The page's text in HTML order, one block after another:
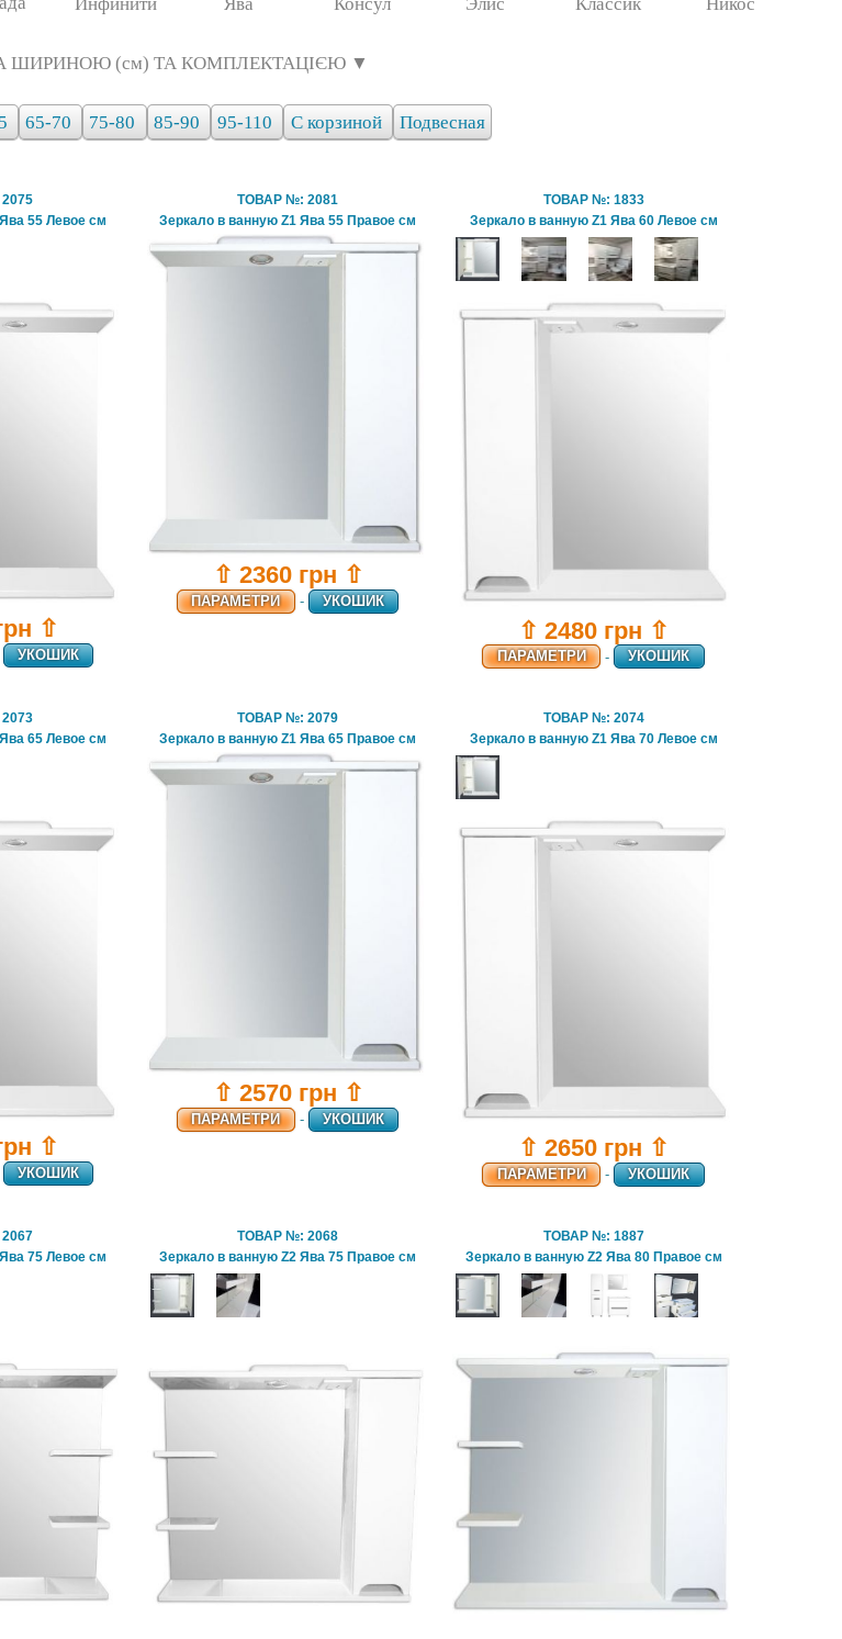
ШИРИНОЮ (см) ТА КОМПЛЕКТАЦІЄЮ ▼
65-70 75-80 85-90 95-110 С корзиной Подвесная
55 Левое см
⇧
УКОШИК
ТОВАР №: 2081
Зеркало в ванную Z1 Ява 55 Правое см
⇧ 2360 грн ⇧
ПАРАМЕТРИ - УКОШИК
ТОВАР №: 1833
Зеркало в ванную Z1 Ява 60 Левое см
⇧ 2480 грн ⇧
ПАРАМЕТРИ - УКОШИК
65 Левое см
⇧
УКОШИК
ТОВАР №: 2079
Зеркало в ванную Z1 Ява 65 Правое см
⇧ 2570 грн ⇧
ПАРАМЕТРИ - УКОШИК
ТОВАР №: 2074
Зеркало в ванную Z1 Ява 70 Левое см
⇧ 2650 грн ⇧
ПАРАМЕТРИ - УКОШИК
75 Левое см
ТОВАР №: 2068
Зеркало в ванную Z2 Ява 75 Правое см
ТОВАР №: 1887
Зеркало в ванную Z2 Ява 80 Правое см